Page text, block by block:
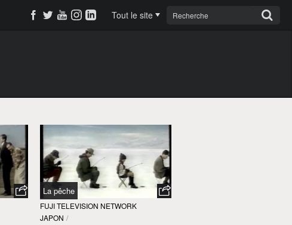
Tout le site
La pêche
FUJI TELEVISION NETWORK
JAPON /